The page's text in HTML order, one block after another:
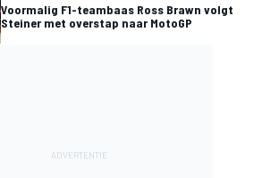
Voormalig F1-teambaas Ross Brawn volgt
Steiner met overstap naar MotoGP